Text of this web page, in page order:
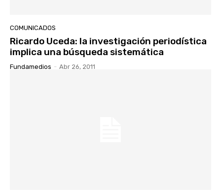
COMUNICADOS
Ricardo Uceda: la investigación periodística
implica una búsqueda sistemática
Fundamedios - Abr 26, 2011